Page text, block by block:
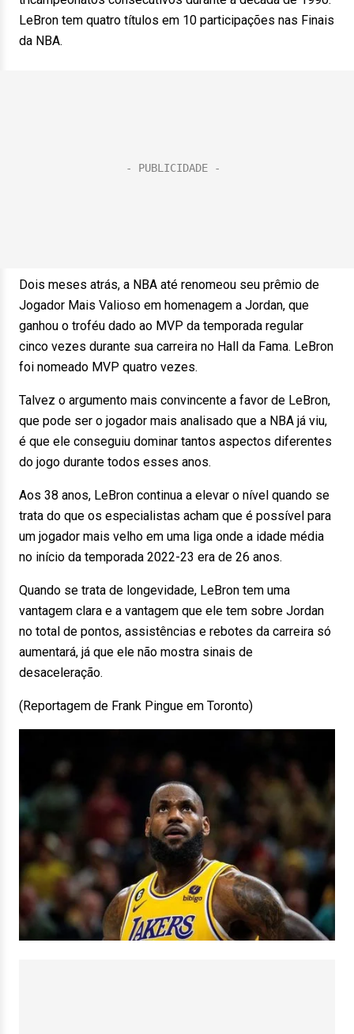
LeBron tem quatro títulos em 10 participações nas Finais
da NBA.
Dois meses atrás, a NBA até renomeou seu prêmio de
Jogador Mais Valioso em homenagem a Jordan, que
ganhou o troféu dado ao MVP da temporada regular
cinco vezes durante sua carreira no Hall da Fama. LeBron
foi nomeado MVP quatro vezes.
Talvez o argumento mais convincente a favor de LeBron,
que pode ser o jogador mais analisado que a NBA já viu,
é que ele conseguiu dominar tantos aspectos diferentes
do jogo durante todos esses anos.
Aos 38 anos, LeBron continua a elevar o nível quando se
trata do que os especialistas acham que é possível para
um jogador mais velho em uma liga onde a idade média
no início da temporada 2022-23 era de 26 anos.
Quando se trata de longevidade, LeBron tem uma
vantagem clara e a vantagem que ele tem sobre Jordan
no total de pontos, assistências e rebotes da carreira só
aumentará, já que ele não mostra sinais de
desaceleração.
(Reportagem de Frank Pingue em Toronto)